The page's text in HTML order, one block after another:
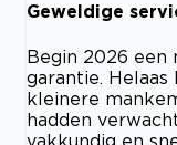
Geweldige
Begin 2026 een
garantie.
kleinere
hadden
vakkundig en